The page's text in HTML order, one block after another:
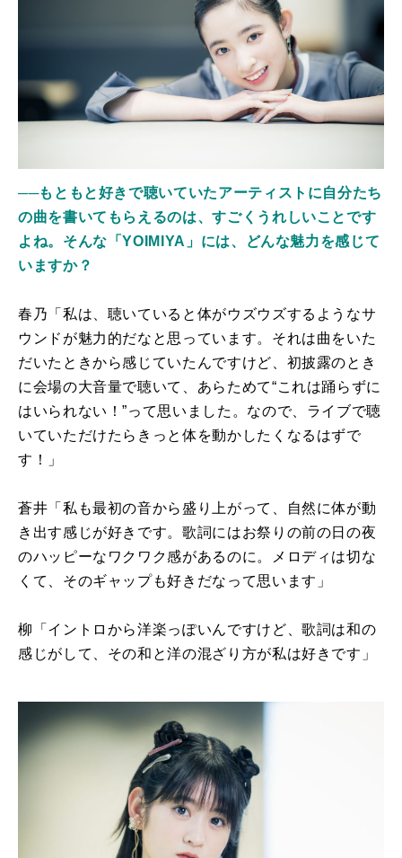
──もともと好きで聴いていたアーティストに自分たち
の曲を書いてもらえるのは、すごくうれしいことです
よね。そんな「YOIMIYA」には、どんな魅力を感じて
いますか？
春乃「私は、聴いていると体がウズウズするようなサ
ウンドが魅力的だなと思っています。それは曲をいた
だいたときから感じていたんですけど、初披露のとき
に会場の大音量で聴いて、あらためて“これは踊らずに
はいられない！”って思いました。なので、ライブで聴
いていただけたらきっと体を動かしたくなるはずで
す！」
蒼井「私も最初の音から盛り上がって、自然に体が動
き出す感じが好きです。歌詞にはお祭りの前の日の夜
のハッピーなワクワク感があるのに。メロディは切な
くて、そのギャップも好きだなって思います」
柳「イントロから洋楽っぽいんですけど、歌詞は和の
感じがして、その和と洋の混ざり方が私は好きです」